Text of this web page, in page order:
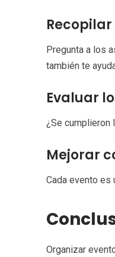
Pregunta a los
también te
Evaluar
¿Se cumplieron
Mejorar
Cada evento es
Organizar